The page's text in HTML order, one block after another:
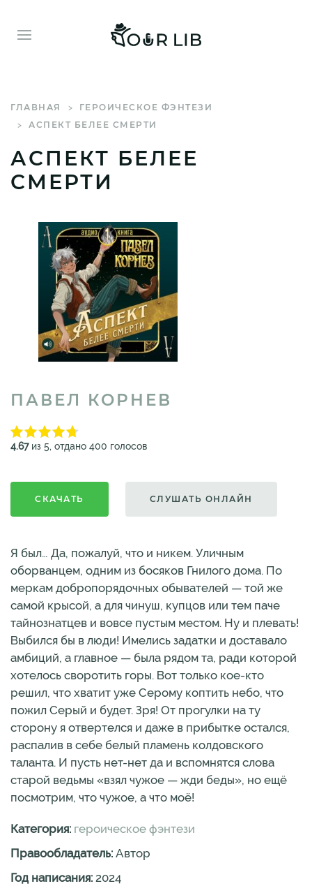
ГЛАВНАЯ
ГЕРОИЧЕСКОЕ ФЭНТЕЗИ
АСПЕКТ БЕЛЕЕ СМЕРТИ
АСПЕКТ БЕЛЕЕ
СМЕРТИ
ПАВЕЛ КОРНЕВ
4.67из 5, отдано 400 голосов
СКАЧАТЬ СЛУШАТЬ ОНЛАЙН
Я был… Да, пожалуй, что и никем. Уличным
оборванцем, одним из босяков Гнилого дома. По
меркам добропорядочных обывателей — той же
самой крысой, а для чинуш, купцов или тем паче
тайнознатцев и вовсе пустым местом. Ну и плевать!
Выбился бы в люди! Имелись задатки и доставало
амбиций, а главное — была рядом та, ради которой
хотелось своротить горы. Вот только кое-кто
решил, что хватит уже Серому коптить небо, что
пожил Серый и будет. Зря! От прогулки на ту
сторону я отвертелся и даже в прибытке остался,
распалив в себе белый пламень колдовского
таланта. И пусть нет-нет да и вспомнятся слова
старой ведьмы «взял чужое — жди беды», но ещё
посмотрим, что чужое, а что моё!
Категория: героическое фэнтези
Правообладатель: Автор
Год написания: 2024